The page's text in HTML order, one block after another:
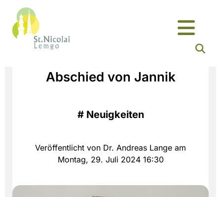
Abschied von Jannik
# Neuigkeiten
Veröffentlicht von Dr. Andreas Lange am
Montag, 29. Juli 2024 16:30